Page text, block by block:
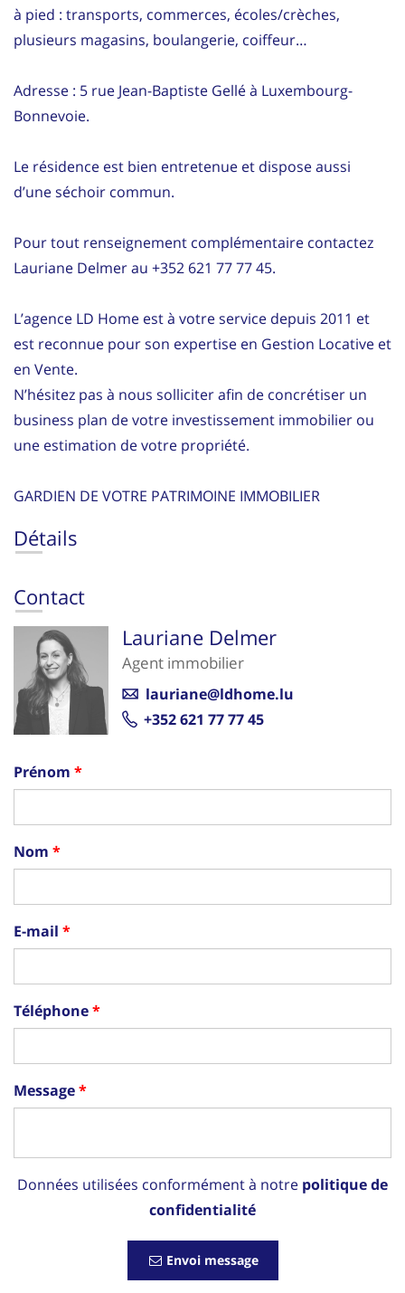
à pied : transports, commerces, écoles/crèches,
plusieurs magasins, boulangerie, coiffeur…
Adresse : 5 rue Jean-Baptiste Gellé à Luxembourg-
Bonnevoie.
Le résidence est bien entretenue et dispose aussi
d’une séchoir commun.
Pour tout renseignement complémentaire contactez
Lauriane Delmer au +352 621 77 77 45.
L’agence LD Home est à votre service depuis 2011 et
est reconnue pour son expertise en Gestion Locative et
en Vente.
N’hésitez pas à nous solliciter afin de concrétiser un
business plan de votre investissement immobilier ou
une estimation de votre propriété.
GARDIEN DE VOTRE PATRIMOINE IMMOBILIER
Détails
Contact
Lauriane Delmer
Agent immobilier
lauriane@ldhome.lu
+352 621 77 77 45
Prénom
Nom
E-mail
Téléphone
Message
Données utilisées conformément à notre politique de
confidentialité
Envoi message